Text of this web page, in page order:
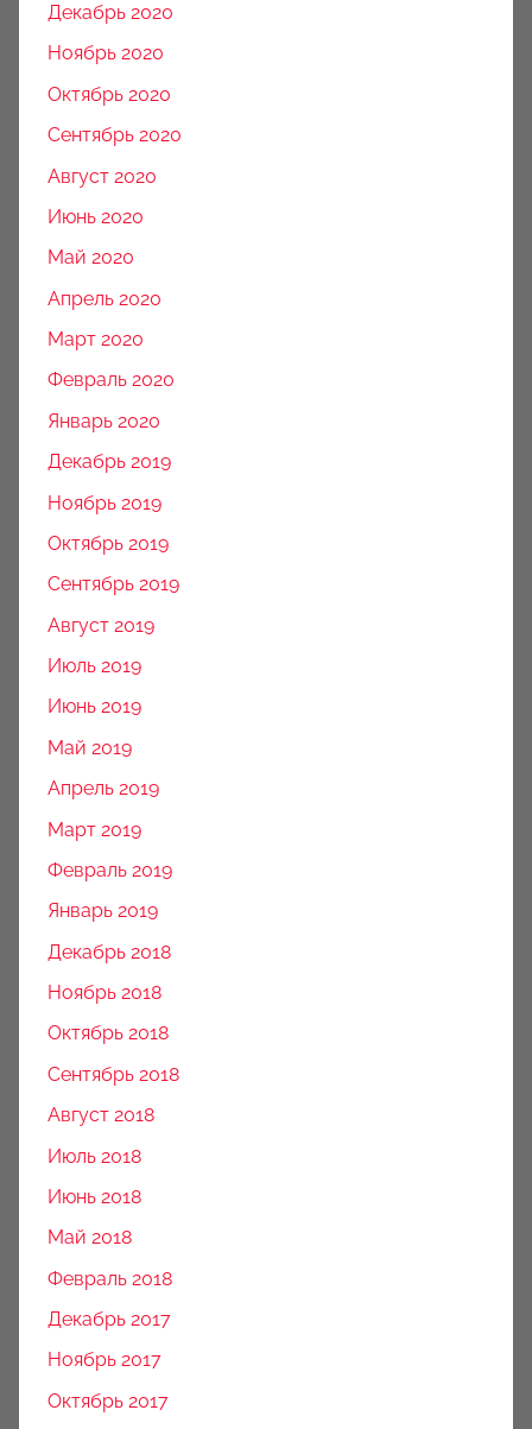
Декабрь 2020
Ноябрь 2020
Октябрь 2020
Сентябрь 2020
Август 2020
Июнь 2020
Май 2020
Апрель 2020
Март 2020
Февраль 2020
Январь 2020
Декабрь 2019
Ноябрь 2019
Октябрь 2019
Сентябрь 2019
Август 2019
Июль 2019
Июнь 2019
Май 2019
Апрель 2019
Март 2019
Февраль 2019
Январь 2019
Декабрь 2018
Ноябрь 2018
Октябрь 2018
Сентябрь 2018
Август 2018
Июль 2018
Июнь 2018
Май 2018
Февраль 2018
Декабрь 2017
Ноябрь 2017
Октябрь 2017